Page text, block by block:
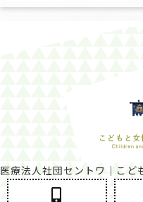
医療法人社団セントワ｜こど